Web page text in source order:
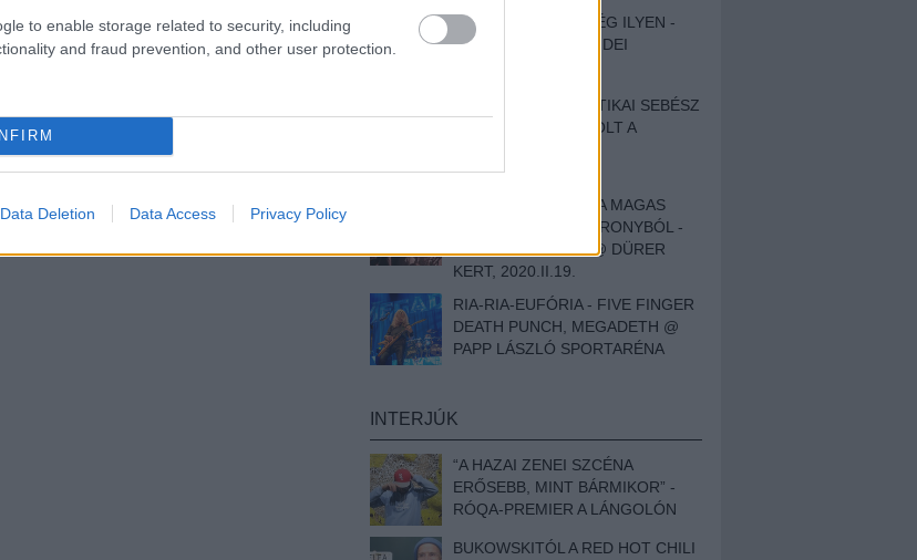
to enable storage related to security, including
and fraud prevention, and other user protection.
Data Deletion Data Access Privacy Policy
SOHA NEM VOLT MÉG ILYEN -
BESZÁMOLÓNK AZ IDEI
EGY HALLÁSPLASZTIKAI SEBÉSZ
NAPLÓJA - ILYEN VOLT A
DOKUMENTUMFILM
MÉLY FÉRFIBÁNAT A MAGAS
ELEFÁNTCSONTTORONYBÓL -
LEPROUS, KLONE @ DÜRER
KERT, 2020.II.19.
RIA-RIA-EUFÓRIA - FIVE FINGER
DEATH PUNCH, MEGADETH @
PAPP LÁSZLÓ SPORTARÉNA
INTERJÚK
“A HAZAI ZENEI SZCÉNA
ERŐSEBB, MINT BÁRMIKOR” -
RÓQA-PREMIER A LÁNGOLÓN
BUKOWSKITÓL A RED HOT CHILI